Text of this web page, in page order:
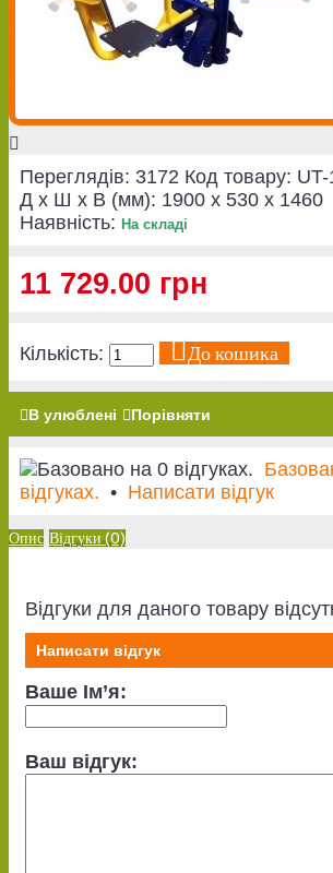
Переглядів: 3172 Код товару:
Д x Ш x В (мм): 1900 x 530 x 1460
Наявність: На складі
11 729.00 грн
Кількість: До кошика
В улюблені Порівняти
відгуках. • Написати відгук
Опис Відгуки (0)
Відгуки для даного товару
Написати відгук
Ваше Ім’я:
Ваш відгук: